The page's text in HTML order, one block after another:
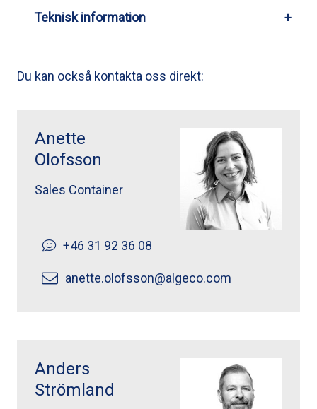
Teknisk information
Du kan också kontakta oss direkt:
Anette
Olofsson
Sales Container
+46 31 92 36 08
anette.olofsson@algeco.com
Anders
Strömland